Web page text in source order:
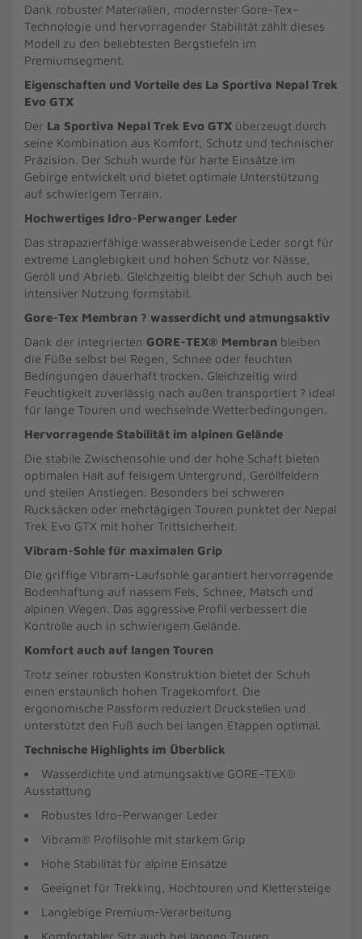
Dank robuster Materialien, modernster Gore-Tex-
Technologie und hervorragender Stabilität zählt dieses
Modell zu den beliebtesten Bergstiefeln im
Premiumsegment.
Eigenschaften und Vorteile des La Sportiva Nepal Trek
Evo GTX
Der La Sportiva Nepal Trek Evo GTX überzeugt durch
seine Kombination aus Komfort, Schutz und technischer
Präzision. Der Schuh wurde für harte Einsätze im
Gebirge entwickelt und bietet optimale Unterstützung
auf schwierigem Terrain.
Hochwertiges Idro-Perwanger Leder
Das strapazierfähige wasserabweisende Leder sorgt für
extreme Langlebigkeit und hohen Schutz vor Nässe,
Geröll und Abrieb. Gleichzeitig bleibt der Schuh auch bei
intensiver Nutzung formstabil.
Gore-Tex Membran ? wasserdicht und atmungsaktiv
Dank der integrierten GORE-TEX® Membran bleiben
die Füße selbst bei Regen, Schnee oder feuchten
Bedingungen dauerhaft trocken. Gleichzeitig wird
Feuchtigkeit zuverlässig nach außen transportiert ? ideal
für lange Touren und wechselnde Wetterbedingungen.
Hervorragende Stabilität im alpinen Gelände
Die stabile Zwischensohle und der hohe Schaft bieten
optimalen Halt auf felsigem Untergrund, Geröllfeldern
und steilen Anstiegen. Besonders bei schweren
Rucksäcken oder mehrtägigen Touren punktet der Nepal
Trek Evo GTX mit hoher Trittsicherheit.
Vibram-Sohle für maximalen Grip
Die griffige Vibram-Laufsohle garantiert hervorragende
Bodenhaftung auf nassem Fels, Schnee, Matsch und
alpinen Wegen. Das aggressive Profil verbessert die
Kontrolle auch in schwierigem Gelände.
Komfort auch auf langen Touren
Trotz seiner robusten Konstruktion bietet der Schuh
einen erstaunlich hohen Tragekomfort. Die
ergonomische Passform reduziert Druckstellen und
unterstützt den Fuß auch bei langen Etappen optimal.
Technische Highlights im Überblick
Wasserdichte und atmungsaktive GORE-TEX®
Ausstattung
Robustes Idro-Perwanger Leder
Vibram® Profilsohle mit starkem Grip
Hohe Stabilität für alpine Einsätze
Geeignet für Trekking, Hochtouren und Klettersteige
Langlebige Premium-Verarbeitung
Komfortabler Sitz auch bei langen Touren